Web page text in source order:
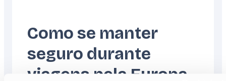
Como se manter
seguro durante
viagens pela Europa